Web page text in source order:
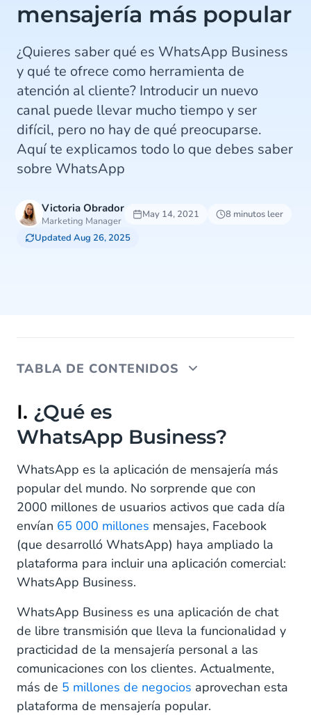
mensajería más popular
¿Quieres saber qué es WhatsApp Business
y qué te ofrece como herramienta de
atención al cliente? Introducir un nuevo
canal puede llevar mucho tiempo y ser
difícil, pero no hay de qué preocuparse.
Aquí te explicamos todo lo que debes saber
sobre WhatsApp
Victoria Obrador
Marketing Manager
May 14, 2021
8 minutos leer
Updated Aug 26, 2025
TABLA DE CONTENIDOS
I. ¿Qué es WhatsApp Business?
II. ¿Cuáles son las diferencias entre
WhatsApp Business y los SMS?
III. Las ventajas de WhatsApp Business
IV. Funciones de WhatsApp Business
V. Cómo usar WhatsApp Business
V. CM.com te ayuda a gestionar a la perfección tus
aplicaciones de chats multicanales con los clientes
I. ¿Qué es
WhatsApp Business?
WhatsApp es la aplicación de mensajería más
popular del mundo. No sorprende que con
2000 millones de usuarios activos que cada día
envían 65 000 millones mensajes, Facebook
(que desarrolló WhatsApp) haya ampliado la
plataforma para incluir una aplicación comercial:
WhatsApp Business.
WhatsApp Business es una aplicación de chat
de libre transmisión que lleva la funcionalidad y
practicidad de la mensajería personal a las
comunicaciones con los clientes. Actualmente,
más de 5 millones de negocios aprovechan esta
plataforma de mensajería popular.